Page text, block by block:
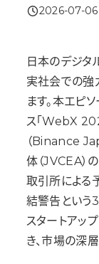
投稿日
2026-07-06
日本のデジタ
実社会での強
ます。本エピ
ス「WebX
（Binance
体（JVCEA）
取引所による
結警告という
スタートアッ
き、市場の深